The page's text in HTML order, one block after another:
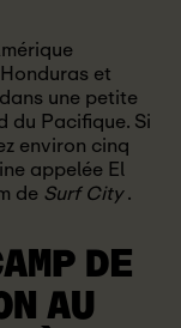
et
une petite
du Pacifique. Si
environ cinq
appelée El
deSurf City.
DE
AU